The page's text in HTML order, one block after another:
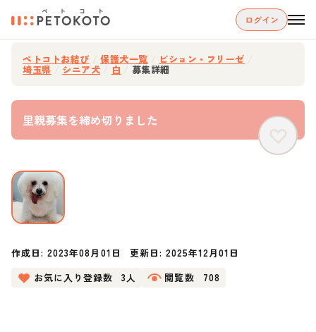
ログイン
ペトコトお結び 保護犬一覧 ビション・フリーゼ
埼玉県 シニア犬 白 募集詳細
里親募集を締め切りました
作成日:2023年08月01日 更新日: 2025年12月01日
お気に入り登録数
3人 閲覧数 708